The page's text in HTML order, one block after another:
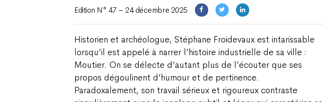
Edition N° 47 – 24 décembre 2025
Historien et archéologue, Stéphane Froidevaux est intarissable
lorsqu’il est appelé à narrer l’histoire industrielle de sa ville :
Moutier. On se délecte d’autant plus de l’écouter que ses
propos dégoulinent d’humour et de pertinence.
Paradoxalement, son travail sérieux et rigoureux contraste